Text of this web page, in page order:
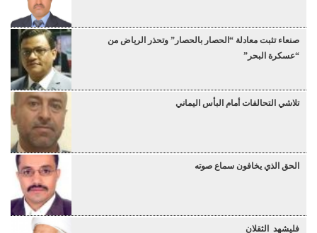
صنعاء تثبت معادلة “الحصار بالحصار” وتحذر الرياض من
“عسكرة البحر”
تلاشي التحالفات أمام البأس اليماني
الحق الذي يخافون سماع صوته
فليشهد الثقلان